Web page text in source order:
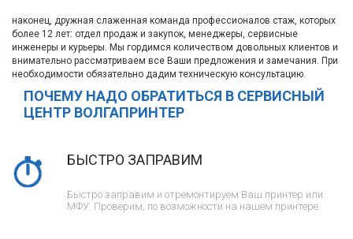
наконец, дружная слаженная команда профессионалов стаж, которых
более 12 лет: отдел продаж и закупок, менеджеры, сервисные
инженеры и курьеры. Мы гордимся количеством довольных клиентов и
внимательно рассматриваем все Ваши предложения и замечания. При
необходимости обязательно дадим техническую консультацию.
ПОЧЕМУ НАДО ОБРАТИТЬСЯ В СЕРВИСНЫЙ
ЦЕНТР ВОЛГАПРИНТЕР
БЫСТРО ЗАПРАВИМ
Быстро заправим и отремонтируем Ваш принтер или
МФУ. Проверим, по возможности на нашем принтере.